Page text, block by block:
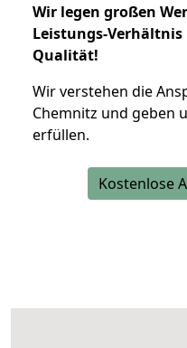
Wir legen großen
Leistungs-
Qualität!
Wir verstehen die
Chemnitz und geben
erfüllen.
Kostenlose